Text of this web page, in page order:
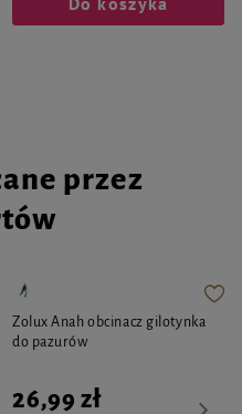
przez
Zolux Anah obcinacz gilotynka
do pazurów
26,99 zł